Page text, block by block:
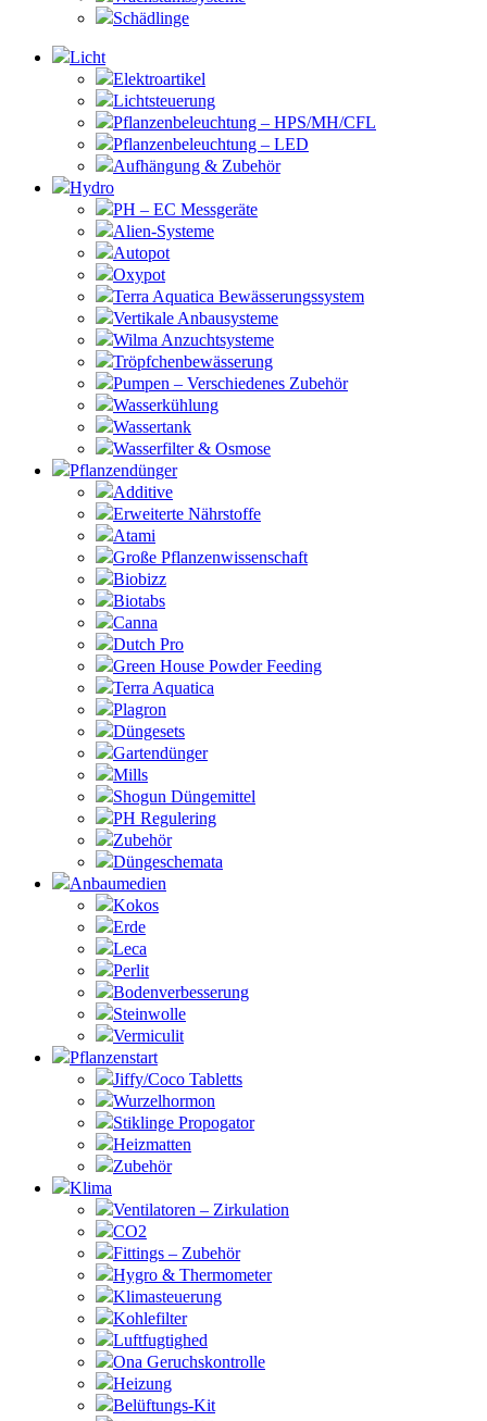
Schädlinge
Licht
Elektroartikel
Lichtsteuerung
Pflanzenbeleuchtung – HPS/MH/CFL
Pflanzenbeleuchtung – LED
Aufhängung & Zubehör
Hydro
PH – EC Messgeräte
Alien-Systeme
Autopot
Oxypot
Terra Aquatica Bewässerungssystem
Vertikale Anbausysteme
Wilma Anzuchtsysteme
Tröpfchenbewässerung
Pumpen – Verschiedenes Zubehör
Wasserkühlung
Wassertank
Wasserfilter & Osmose
Pflanzendünger
Additive
Erweiterte Nährstoffe
Atami
Große Pflanzenwissenschaft
Biobizz
Biotabs
Canna
Dutch Pro
Green House Powder Feeding
Terra Aquatica
Plagron
Düngesets
Gartendünger
Mills
Shogun Düngemittel
PH Regulering
Zubehör
Düngeschemata
Anbaumedien
Kokos
Erde
Leca
Perlit
Bodenverbesserung
Steinwolle
Vermiculit
Pflanzenstart
Jiffy/Coco Tabletts
Wurzelhormon
Stiklinge Propogator
Heizmatten
Zubehör
Klima
Ventilatoren – Zirkulation
CO2
Fittings – Zubehör
Hygro & Thermometer
Klimasteuerung
Kohlefilter
Luftfugtighed
Ona Geruchskontrolle
Heizung
Belüftungs-Kit